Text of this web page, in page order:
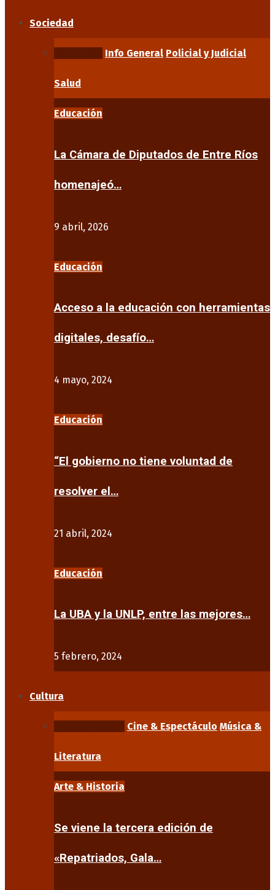
Sociedad
Info General Policial y Judicial
Salud
Educación
La Cámara de Diputados de Entre Ríos
homenajeó…
9 abril, 2026
Educación
Acceso a la educación con herramientas
digitales, desafío…
4 mayo, 2024
Educación
“El gobierno no tiene voluntad de
resolver el…
21 abril, 2024
Educación
La UBA y la UNLP, entre las mejores…
5 febrero, 2024
Cultura
Cine & Espectáculo Música &
Literatura
Arte & Historia
Se viene la tercera edición de
«Repatriados, Gala…